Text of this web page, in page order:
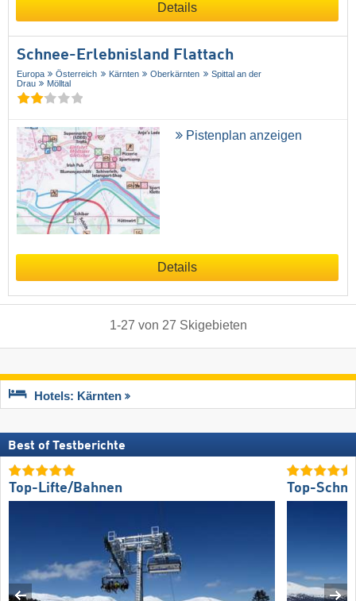
Details
Schnee-Erlebnisland Flattach
Europa Österreich Kärnten Oberkärnten
Spittal an der
Drau
Mölltal
Pistenplan anzeigen
Details
1-27 von 27 Skigebieten
Hotels: Kärnten
Best of Testberichte
Top-Lifte/Bahnen Top-